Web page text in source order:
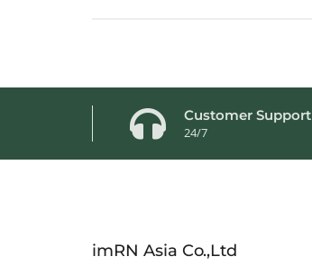
Customer Support
24/7
imRN Asia Co.,Ltd